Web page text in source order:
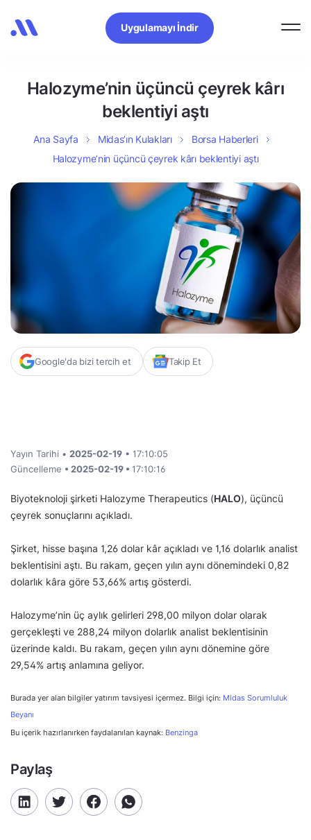
Uygulamayı İndir
Halozyme’nin üçüncü çeyrek kârı
beklentiyi aştı
Ana Sayfa Midas’ın Kulakları
Borsa Haberleri
Halozyme’nin üçüncü çeyrek kârı beklentiyi aştı
Google'da bizi tercih et Takip Et
Yayın Tarihi • 2025-02-19 • 17:10:05
Güncelleme • 2025-02-19 • 17:10:16
Biyoteknoloji şirketi Halozyme Therapeutics (HALO), üçüncü
çeyrek sonuçlarını açıkladı.
Şirket, hisse başına 1,26 dolar kâr açıkladı ve 1,16 dolarlık analist
beklentisini aştı. Bu rakam, geçen yılın aynı dönemindeki 0,82
dolarlık kâra göre 53,66% artış gösterdi.
Halozyme’nin üç aylık gelirleri 298,00 milyon dolar olarak
gerçekleşti ve 288,24 milyon dolarlık analist beklentisinin
üzerinde kaldı. Bu rakam, geçen yılın aynı dönemine göre
29,54% artış anlamına geliyor.
Burada yer alan bilgiler yatırım tavsiyesi içermez. Bilgi için: Midas Sorumluluk
Beyanı
Bu içerik hazırlanırken faydalanılan kaynak: Benzinga
Paylaş